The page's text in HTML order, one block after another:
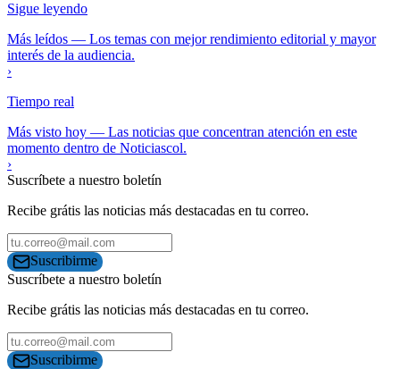
Sigue leyendo
Más leídos — Los temas con mejor rendimiento editorial y mayor
interés de la audiencia.
›
Tiempo real
Más visto hoy — Las noticias que concentran atención en este
momento dentro de Noticiascol.
›
Suscríbete a nuestro boletín
Recibe grátis las noticias más destacadas en tu correo.
Suscribirme
Suscríbete a nuestro boletín
Recibe grátis las noticias más destacadas en tu correo.
Suscribirme